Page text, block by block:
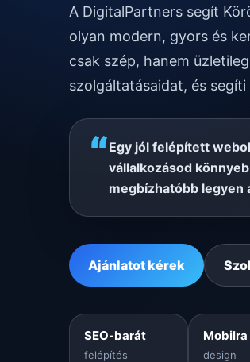
A DigitalPartners segít
olyan modern, gyors és
csak szép, hanem
szolgáltatásaidat, és
“Egy jól felépített
vállalkozásod
megbízhatóbb legyen
Ajánlatot kérek
SEO-barát
felépítés design